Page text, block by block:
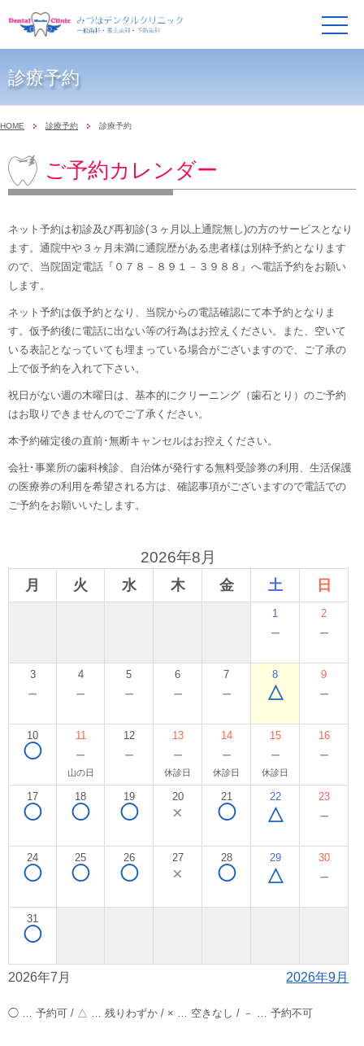
メ
ニ
ュ
診療予約
HOME 診療予約 診療予約
ご予約カレンダー
ネット予約は初診及び再初診(３ヶ月以上通院無し)の方のサービスとなり
ます。通院中や３ヶ月未満に通院歴がある患者様は別枠予約となります
ので、当院固定電話『０７８－８９１－３９８８』へ電話予約をお願い
します。
ネット予約は仮予約となり、当院からの電話確認にて本予約となりま
す。仮予約後に電話に出ない等の行為はお控えください。また、空いて
いる表記となっていても埋まっている場合がございますので、ご了承の
上で仮予約を入れて下さい。
祝日がない週の木曜日は、基本的にクリーニング（歯石とり）のご予約
はお取りできませんのでご了承ください。
本予約確定後の直前･無断キャンセルはお控えください。
会社･事業所の歯科検診、自治体が発行する無料受診券の利用、生活保護
の医療券の利用を希望される方は、確認事項がございますので電話での
ご予約をお願いいたします。
2026年8月
月 火 水 木 金 土 日
1
－
2
－
3
－
4
－
5
－
6
－
7
－
8
△
9
－
10
◯
11
－
山の日
12
－
13
－
休診日
14
－
休診日
15
－
休診日
16
－
17
◯
18
◯
19
◯
20
×
21
◯
22
△
23
－
24
◯
25
◯
26
◯
27
×
28
◯
29
△
30
－
31
◯
2026年7月 2026年9月
◯ … 予約可 / △ … 残りわずか / × … 空きなし / － … 予約不可